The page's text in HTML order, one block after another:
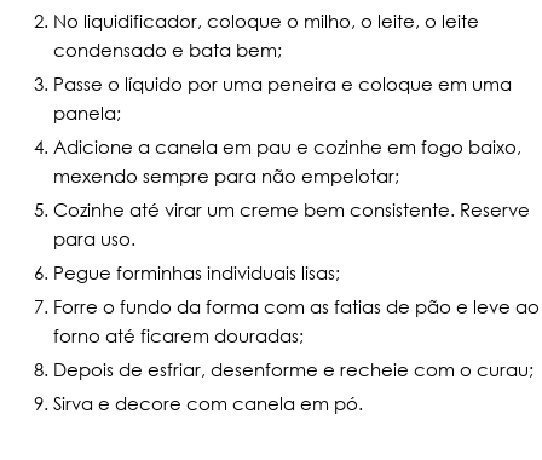
No liquidificador, coloque o milho, o leite, o leite
condensado e bata bem;
Passe o líquido por uma peneira e coloque em uma
panela;
Adicione a canela em pau e cozinhe em fogo baixo,
mexendo sempre para não empelotar;
Cozinhe até virar um creme bem consistente. Reserve
para uso.
Pegue forminhas individuais lisas;
Forre o fundo da forma com as fatias de pão e leve ao
forno até ficarem douradas;
Depois de esfriar, desenforme e recheie com o curau;
Sirva e decore com canela em pó.